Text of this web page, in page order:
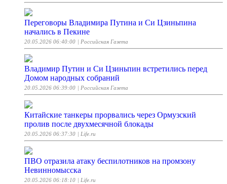
Переговоры Владимира Путина и Си Цзиньпина
начались в Пекине
20.05.2026 06:40:00 | Российская Газета
Владимир Путин и Си Цзиньпин встретились перед
Домом народных собраний
20.05.2026 06:39:00 | Российская Газета
Китайские танкеры прорвались через Ормузский
пролив после двухмесячной блокады
20.05.2026 06:37:30 | Life.ru
ПВО отразила атаку беспилотников на промзону
Невинномысска
20.05.2026 06:18:10 | Life.ru